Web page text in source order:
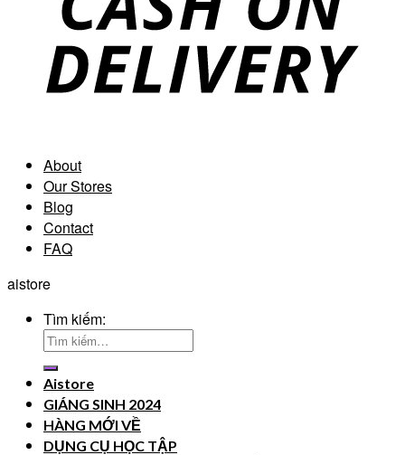
About
Our Stores
Blog
Contact
FAQ
aistore
Tìm kiếm:
Aistore
GIÁNG SINH 2024
HÀNG MỚI VỀ
DỤNG CỤ HỌC TẬP